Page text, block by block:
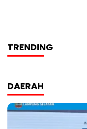
TRENDING
DAERAH